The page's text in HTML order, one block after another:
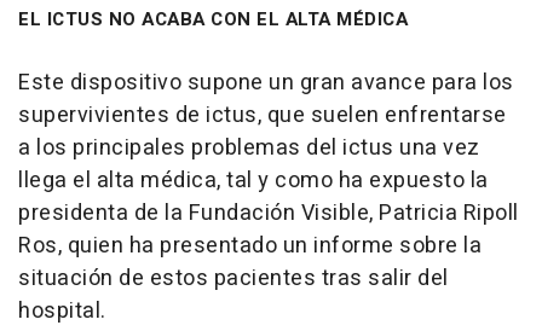
EL ICTUS NO ACABA CON EL ALTA MÉDICA
Este dispositivo supone un gran avance para los
supervivientes de ictus, que suelen enfrentarse
a los principales problemas del ictus una vez
llega el alta médica, tal y como ha expuesto la
presidenta de la Fundación Visible, Patricia Ripoll
Ros, quien ha presentado un informe sobre la
situación de estos pacientes tras salir del
hospital.